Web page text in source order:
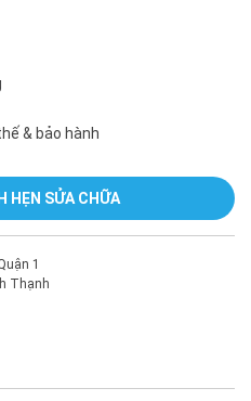
& bảo hành
HẸN SỬA CHỮA
1
Thạnh